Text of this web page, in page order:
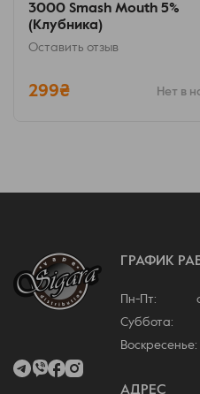
3000 Smash Mouth 5%
(Клубника)
Оставить отзыв
299₴ Нет в
ГРАФИК
Пн-Пт: с
Суббота:
АДРЕС